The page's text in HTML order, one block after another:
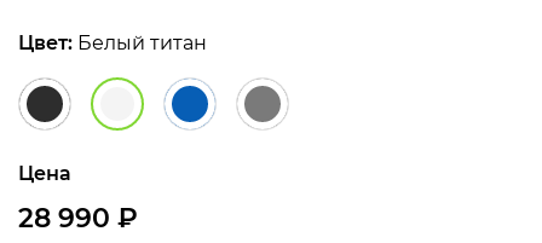
Цвет: Белый титан
Цена
28 990 ₽